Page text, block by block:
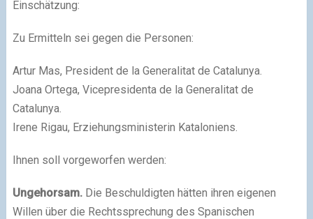
Einschätzung:
Zu Ermitteln sei gegen die Personen:
Artur Mas, President de la Generalitat de Catalunya.
Joana Ortega, Vicepresidenta de la Generalitat de
Catalunya.
Irene Rigau, Erziehungsministerin Kataloniens.
Ihnen soll vorgeworfen werden:
Ungehorsam.Die Beschuldigten hätten ihren eigenen
Willen über die Rechtssprechung des Spanischen